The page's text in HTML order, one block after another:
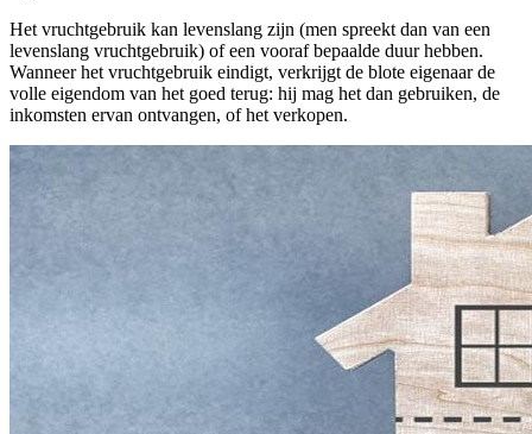
Het vruchtgebruik kan levenslang zijn (men spreekt dan van een
levenslang vruchtgebruik) of een vooraf bepaalde duur hebben.
Wanneer het vruchtgebruik eindigt, verkrijgt de blote eigenaar de
volle eigendom van het goed terug: hij mag het dan gebruiken, de
inkomsten ervan ontvangen, of het verkopen.